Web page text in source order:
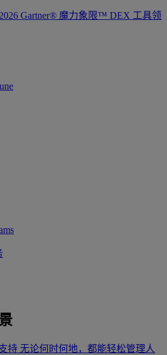
Gartner® 魔力象限™ DEX 工具领
持 无论何时何地，都能轻松管理人